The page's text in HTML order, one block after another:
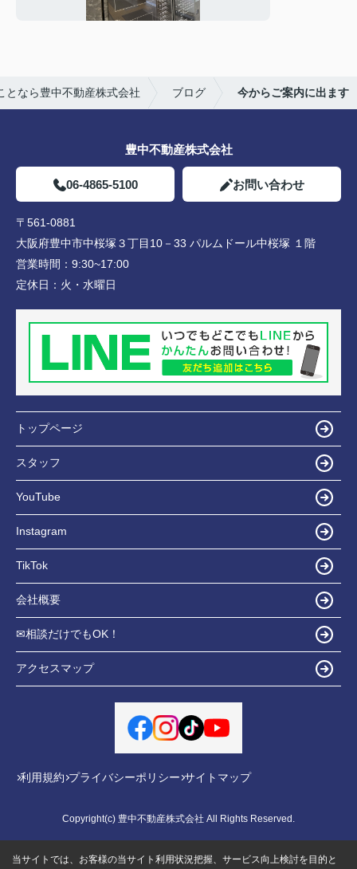
となら豊中不動産株式会社 ブログ 今からご案内に出ます
豊中不動産株式会社
06-4865-5100 お問い合わせ
〒561-0881
大阪府豊中市中桜塚３丁目10－33 パルムドール中桜塚 １階
営業時間： 9:30~17:00
定休日： 火・水曜日
トップページ
スタッフ
YouTube
Instagram
TikTok
会社概要
✉相談だけでもOK！
アクセスマップ
利用規約 プライバシーポリシー サイトマップ
Copyright(c) 豊中不動産株式会社 All Rights Reserved.
当サイトでは、お客様の当サイト利用状況把握、サービス向上検討を目的と